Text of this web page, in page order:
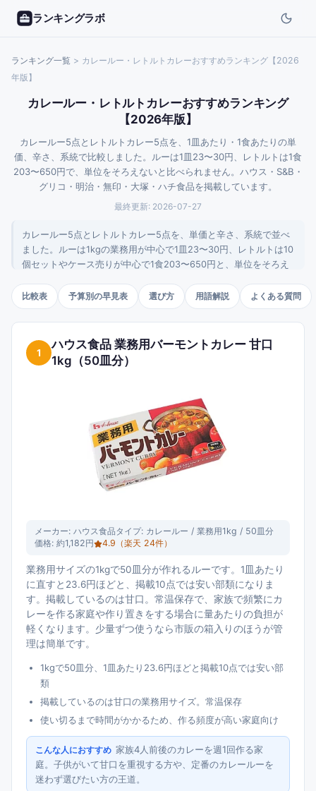
ランキングラボ
ランキング一覧 > カレールー・レトルトカレーおすすめランキング【2026
年版】
カレールー・レトルトカレーおすすめランキング
【2026年版】
カレールー5点とレトルトカレー5点を、1皿あたり・1食あたりの単
価、辛さ、系統で比較しました。ルーは1皿23〜30円、レトルトは1食
203〜650円で、単位をそろえないと比べられません。ハウス・S&B・
グリコ・明治・無印・大塚・ハチ食品を掲載しています。
最終更新: 2026-07-27
カレールー5点とレトルトカレー5点を、単価と辛さ、系統で並べ
ました。ルーは1kgの業務用が中心で1皿23〜30円、レトルトは10
個セットやケース売りが中心で1食203〜650円と、単位をそろえ
そのうえで単価と辛さを見る順序が分かりやすいです。
比較表 予算別の早見表 選び方 用語解説 よくある質問
1
ハウス食品 業務用バーモントカレー 甘口
1kg（50皿分）
メーカー: ハウス食品タイプ: カレールー / 業務用1kg / 50皿分
価格: 約1,182円 4.9 （楽天 24件）
業務用サイズの1kgで50皿分が作れるルーです。1皿あたり
に直すと23.6円ほどと、掲載10点では安い部類になりま
す。掲載しているのは甘口。常温保存で、家族で頻繁にカ
レーを作る家庭や作り置きをする場合に量あたりの負担が
軽くなります。少量ずつ使うなら市販の箱入りのほうが管
理は簡単です。
1kgで50皿分、1皿あたり23.6円ほどと掲載10点では安い部
類
掲載しているのは甘口の業務用サイズ。常温保存
使い切るまで時間がかかるため、作る頻度が高い家庭向け
こんな人におすすめ 家族4人前後のカレーを週1回作る家
庭。子供がいて甘口を重視する方や、定番のカレールーを
迷わず選びたい方の王道。